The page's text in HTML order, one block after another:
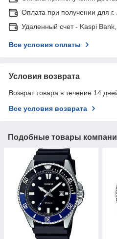
Оплата при получении для г.
Удаленный счет - Kaspi
Все условия оплаты
Условия возврата
Возврат товара в течение 14
Все условия возврата
Подобные товары